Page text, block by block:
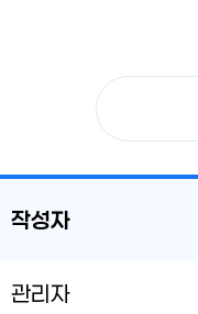
작성자
관리자